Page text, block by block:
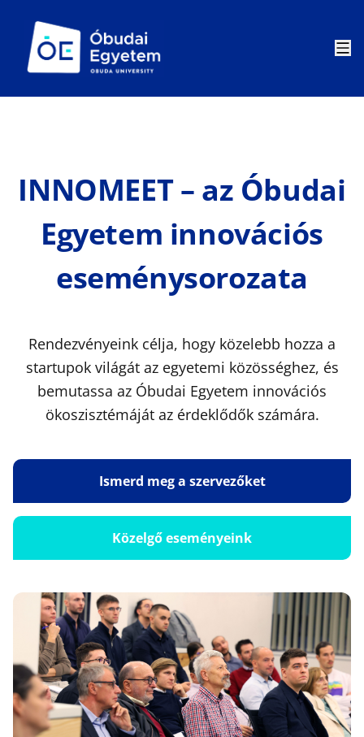
INNOMEET – az Óbudai
Egyetem innovációs
eseménysorozata
Rendezvényeink célja, hogy közelebb hozza a
startupok világát az egyetemi közösséghez, és
bemutassa az Óbudai Egyetem innovációs
ökoszisztémáját az érdeklődők számára.
Ismerd meg a szervezőket
Közelgő eseményeink